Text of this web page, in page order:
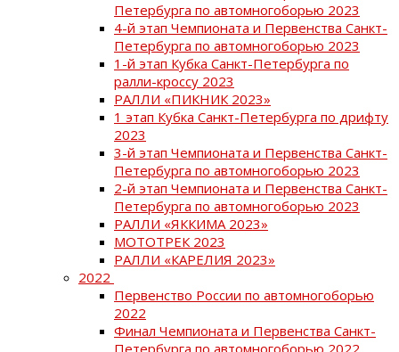
Петербурга по автомногоборью 2023
4-й этап Чемпионата и Первенства Санкт-
Петербурга по автомногоборью 2023
1-й этап Кубка Санкт-Петербурга по
ралли-кроссу 2023
РАЛЛИ «ПИКНИК 2023»
1 этап Кубка Санкт-Петербурга по дрифту
2023
3-й этап Чемпионата и Первенства Санкт-
Петербурга по автомногоборью 2023
2-й этап Чемпионата и Первенства Санкт-
Петербурга по автомногоборью 2023
РАЛЛИ «ЯККИМА 2023»
МОТОТРЕК 2023
РАЛЛИ «КАРЕЛИЯ 2023»
2022
Первенство России по автомногоборью
2022
Финал Чемпионата и Первенства Санкт-
Петербурга по автомногоборью 2022